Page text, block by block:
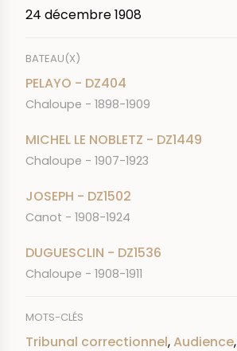
24 décembre 1908
BATEAU(X)
PELAYO - DZ404
Chaloupe - 1898-1909
MICHEL LE NOBLETZ - DZ1449
Chaloupe - 1907-1923
JOSEPH - DZ1502
Canot - 1908-1924
DUGUESCLIN - DZ1536
Chaloupe - 1908-1911
MOTS-CLÉS
Tribunal correctionnel,Audience,